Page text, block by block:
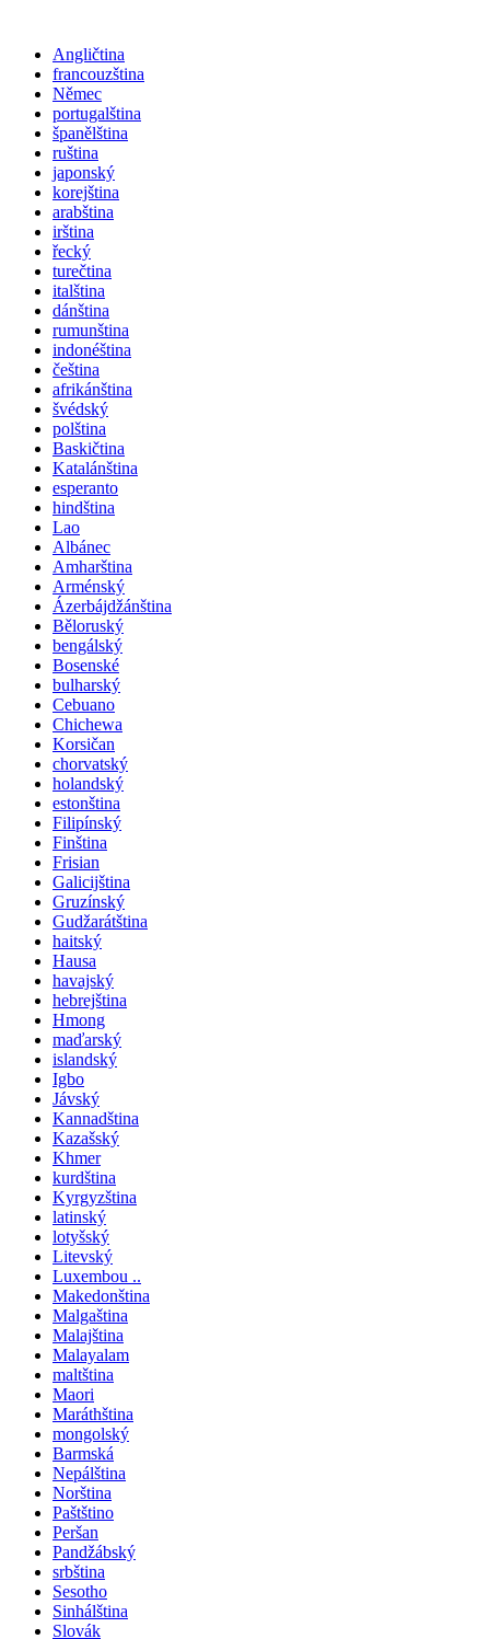
Angličtina
francouzština
Němec
portugalština
španělština
ruština
japonský
korejština
arabština
irština
řecký
turečtina
italština
dánština
rumunština
indonéština
čeština
afrikánština
švédský
polština
Baskičtina
Katalánština
esperanto
hindština
Lao
Albánec
Amharština
Arménský
Ázerbájdžánština
Běloruský
bengálský
Bosenské
bulharský
Cebuano
Chichewa
Korsičan
chorvatský
holandský
estonština
Filipínský
Finština
Frisian
Galicijština
Gruzínský
Gudžarátština
haitský
Hausa
havajský
hebrejština
Hmong
maďarský
islandský
Igbo
Jávský
Kannadština
Kazašský
Khmer
kurdština
Kyrgyzština
latinský
lotyšský
Litevský
Luxembou ..
Makedonština
Malgaština
Malajština
Malayalam
maltština
Maori
Maráthština
mongolský
Barmská
Nepálština
Norština
Paštštino
Peršan
Pandžábský
srbština
Sesotho
Sinhálština
Slovák